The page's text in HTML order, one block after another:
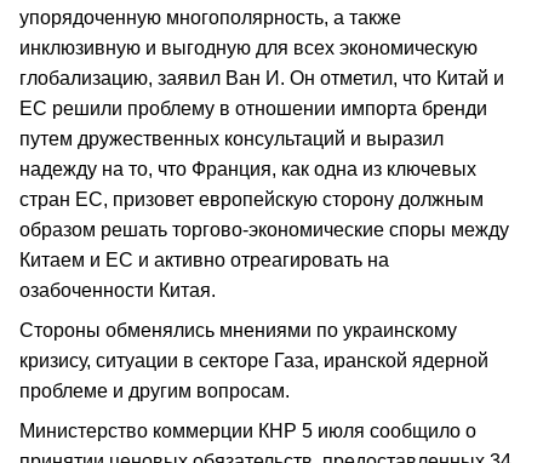
упорядоченную многополярность, а также
инклюзивную и выгодную для всех экономическую
глобализацию, заявил Ван И. Он отметил, что Китай и
ЕС решили проблему в отношении импорта бренди
путем дружественных консультаций и выразил
надежду на то, что Франция, как одна из ключевых
стран ЕС, призовет европейскую сторону должным
образом решать торгово-экономические споры между
Китаем и ЕС и активно отреагировать на
озабоченности Китая.
Стороны обменялись мнениями по украинскому
кризису, ситуации в секторе Газа, иранской ядерной
проблеме и другим вопросам.
Министерство коммерции КНР 5 июля сообщило о